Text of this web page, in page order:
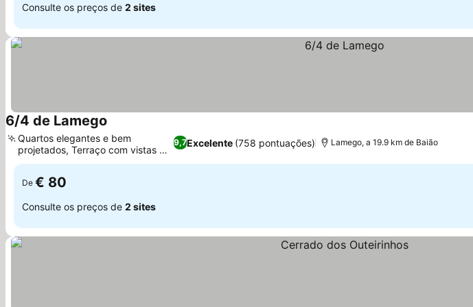
Consulte os preços de 2 sites
6/4 de Lamego
9,7Excelente (758 pontuações)
Quartos elegantes e bem
projetados, Terraço com vistas da
cidade
Lamego, a 19.9 km de Baião
De € 80
Consulte os preços de 2 sites